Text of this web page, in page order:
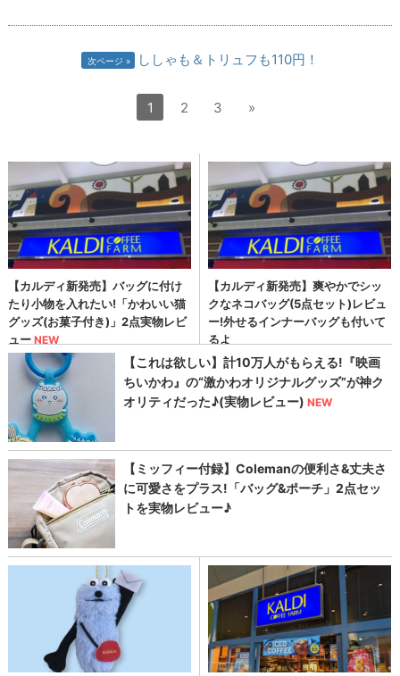
次ページ ししゃも＆トリュフも110円！
1 2 3 »